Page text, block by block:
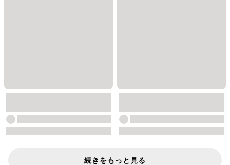
続きをもっと見る